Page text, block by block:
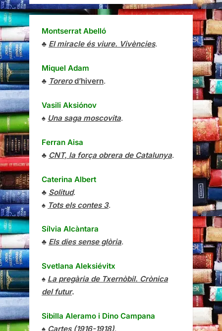
Montserrat Abelló
♣ El miracle és viure. Vivències.
Miquel Adam
♣ Torerod’hivern.
Vasili Aksiónov
♠ Una saga moscovita.
Ferran Aisa
♣ CNT, la força obrera de Catalunya.
Caterina Albert
♣ Solitud.
♠ Tots els contes 3.
Sílvia Alcàntara
♣ Els dies sense glòria.
Svetlana Aleksiévitx
♠ La pregària de Txernòbil. Crònica
del futur.
Sibilla Aleramo i Dino Campana
♠ Cartes (1916-1918).